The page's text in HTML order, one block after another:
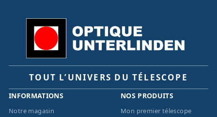
TOUT L’UNIVERS DU TÉLESCOPE
INFORMATIONS
Notre magasin
NOS PRODUITS
Mon premier télescope